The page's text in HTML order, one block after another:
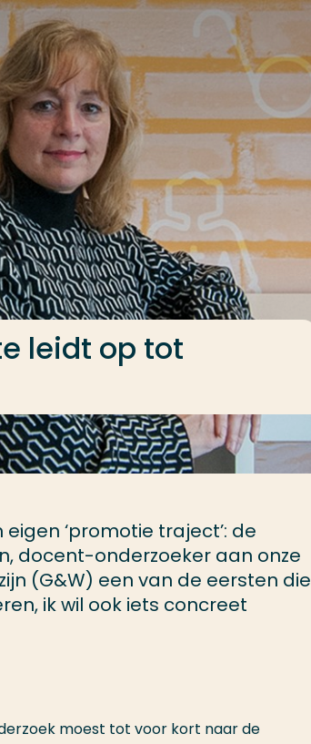
leidt op tot
‘promotie traject’: de
docent-onderzoeker aan onze
(G&W) een van de eersten die
ik wil ook iets concreet
moest tot voor kort naar de